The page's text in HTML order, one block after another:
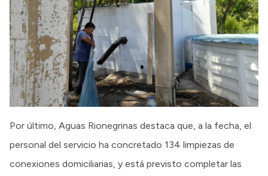
Por último, Aguas Rionegrinas destaca que, a la fecha, el
personal del servicio ha concretado 134 limpiezas de
conexiones domiciliarias, y está previsto completar las